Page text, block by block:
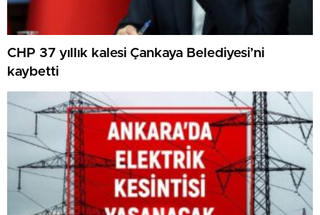
CHP 37 yıllık kalesi Çankaya Belediyesi’ni
kaybetti